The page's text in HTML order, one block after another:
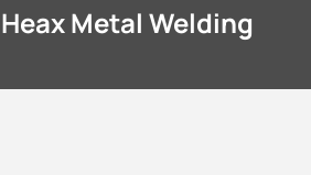
Heax Metal Welding